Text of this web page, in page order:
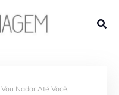
Vou Nadar Até Você,